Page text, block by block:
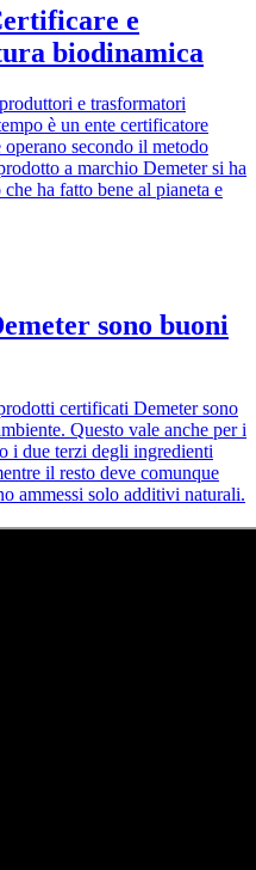
e
biodinamica
e trasformatori
è un ente certificatore
secondo il metodo
a marchio Demeter si ha
ha fatto bene al pianeta e
sono buoni
certificati Demeter sono
Questo vale anche per i
i due terzi degli ingredienti
il resto deve comunque
ammessi solo additivi naturali.